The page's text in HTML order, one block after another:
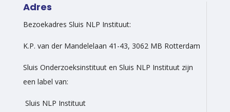
Adres
Bezoekadres Sluis NLP Instituut:
K.P. van der Mandelelaan 41-43, 3062 MB Rotterdam
Sluis Onderzoeksinstituut en Sluis NLP Instituut zijn
een label van:
Sluis NLP Instituut